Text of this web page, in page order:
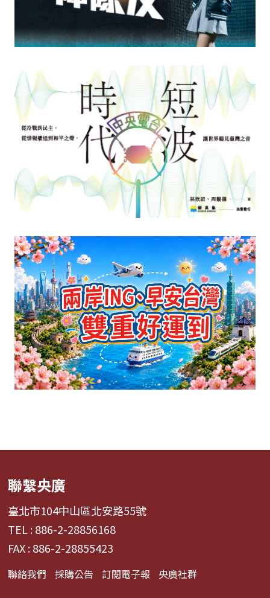
聯繫央廣
臺北市104中山區北安路55號
TEL : 886-2-28856168
FAX : 886-2-28855423
聯絡我們 採購公告 訂閱電子報 央廣社群